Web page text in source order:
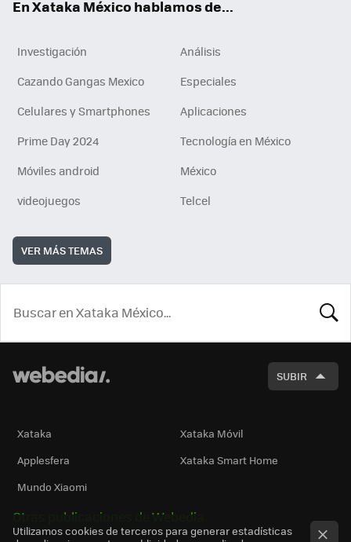
En Xataka México hablamos de...
Investigación
Análisis
Cazando Gangas Mexico
Especiales
Celulares y Smartphones
Aplicaciones
Prime Day 2024
Tecnología en México
Móviles android
México
videojuegos
Telcel
VER MÁS TEMAS
SUBIR
Xataka
Xataka Móvil
Applesfera
Xataka Smart Home
Mundo Xiaomi
Otras publicaciones de Webedia
Utilizamos cookies de terceros para generar estadísticas